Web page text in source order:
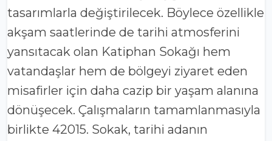
tasarımlarla değiştirilecek. Böylece özellikle
akşam saatlerinde de tarihi atmosferini
yansıtacak olan Katiphan Sokağı hem
vatandaşlar hem de bölgeyi ziyaret eden
misafirler için daha cazip bir yaşam alanına
dönüşecek. Çalışmaların tamamlanmasıyla
birlikte 42015. Sokak, tarihi adanın